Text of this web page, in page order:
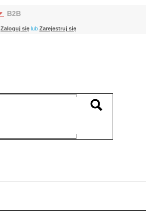
B2B
Zaloguj się lub Zarejestruj się